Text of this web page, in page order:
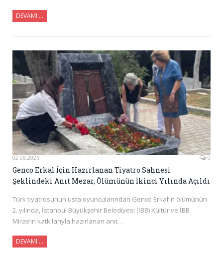
DEVAMI ...
02.08.2026 0
Genco Erkal İçin Hazırlanan Tiyatro Sahnesi
Şeklindeki Anıt Mezar, Ölümünün İkinci Yılında Açıldı
Türk tiyatrosunun usta oyuncularından Genco Erkal’ın ölümünün
2. yılında, İstanbul Büyükşehir Belediyesi (İBB) Kültür ve İBB
Miras’ın katkılarıyla hazırlanan anıt…
DEVAMI …